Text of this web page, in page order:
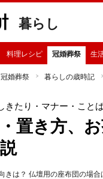
暮らし
料理レシピ 冠婚葬祭 生
冠婚葬祭 暮らしの歳時記
きたり・マナー・こと
置き方、
きは？ 仏壇用の座布団の場